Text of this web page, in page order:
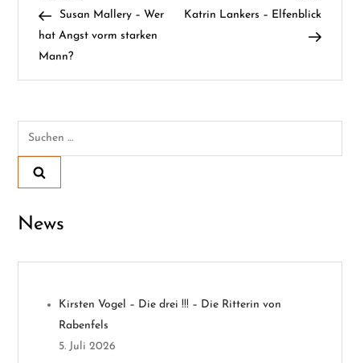
e
r
a
g
Post Susan Mallery – Wer
hat Angst vorm starken
Mann?
Post
Katrin Lankers – Elfenblick
Suchen
News
Kirsten Vogel – Die drei !!! – Die Ritterin von
Rabenfels
5. Juli 2026